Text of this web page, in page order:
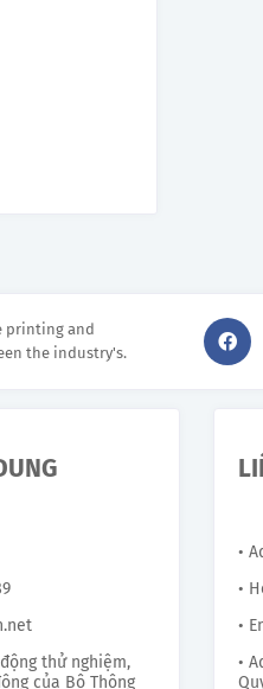
printing and
the industry's.
thử nghiệm,
của Bộ Thông
•
•
•
•